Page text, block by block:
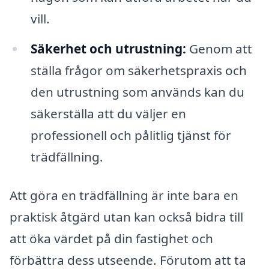
vill.
Säkerhet och utrustning: Genom att
ställa frågor om säkerhetspraxis och
den utrustning som används kan du
säkerställa att du väljer en
professionell och pålitlig tjänst för
trädfällning.
Att göra en trädfällning är inte bara en
praktisk åtgärd utan kan också bidra till
att öka värdet på din fastighet och
förbättra dess utseende. Förutom att ta